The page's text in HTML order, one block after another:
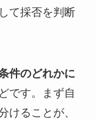
て採否を判断
件のどれかに
です。まず自
けることが、